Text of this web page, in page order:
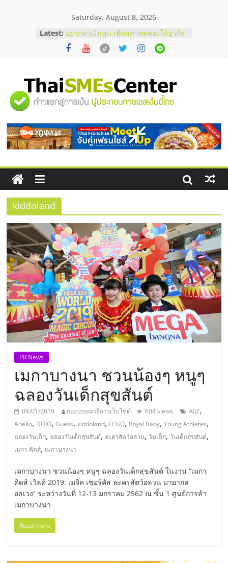
Saturday, August 8, 2026
Latest: อยากหาเงินทุน เพิ่มสภาพคล่องให้ธุรกิจ
เริ่มยังไงให้ผ่านฉลุย
สัมมนาออนไลน์ โอกาสบริหารสถานี
ThaiFranchise Meet Up จับคู่แฟรน
ไชส์ ครั้งที่ 8
ร้านเครื่องเสียงคุณภาพสูง พร้อม
บริษัท Cybersecurity ในไทยที่ไหนดี?
วิธีเลือกผู้ให้บริการให้คุ้มค่าและตอบ
โจทย์ธุรกิจ
"ศูนย์
รวม
ข้อมูล
ธุรกิจ
SME
แห่ง
ประเทศไทย,
ThaiSMEsCenter,
รวม
ธุรกิจ
เอ
ส
เอ็
มอี
ไทย,
SMEs,
kiddoland
PR News
เมกาบางนา ชวนน้องๆ หนูๆ
ฉลองวันเด็กสุขสันต์
04/01/2019 กองบรรณาธิการเว็บไซต์ 604 views AIIZ,
Anello, DOJO,Guess, kiddoland, LEGO, Royal Baby,Young Athletes,
ฉลองวันเด็ก, ฉลองวันเด็กสุขสันต์, ละครสัตว์อลวน, วันเด็ก, วันเด็กสุขสันต์,
เมกา คิดส์, เมกาบางนา
เมกาบางนา ชวนน้องๆ หนูๆ ฉลองวันเด็กสุขสันต์ ในงาน “เมกา
คิดส์ เวิลด์ 2019: เมจิค เซอร์คัส ละครสัตว์อลวน มายากล
อลเวง” ระหว่างวันที่ 12-13 มกราคม 2562 ณ ชั้น 1 ศูนย์การค้า
เมกาบางนา
Read more